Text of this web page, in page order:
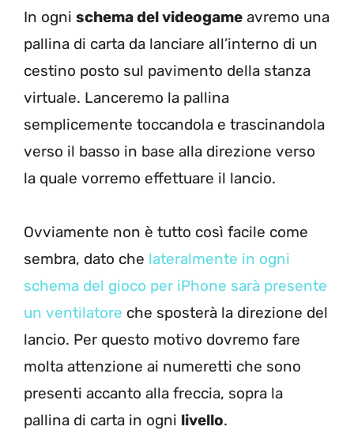
In ogni schema del videogame avremo una
pallina di carta da lanciare all’interno di un
cestino posto sul pavimento della stanza
virtuale. Lanceremo la pallina
semplicemente toccandola e trascinandola
verso il basso in base alla direzione verso
la quale vorremo effettuare il lancio.
Ovviamente non è tutto così facile come
sembra, dato che lateralmente in ogni
schema del gioco per iPhone sarà presente
un ventilatore che sposterà la direzione del
lancio. Per questo motivo dovremo fare
molta attenzione ai numeretti che sono
presenti accanto alla freccia, sopra la
pallina di carta in ogni livello.